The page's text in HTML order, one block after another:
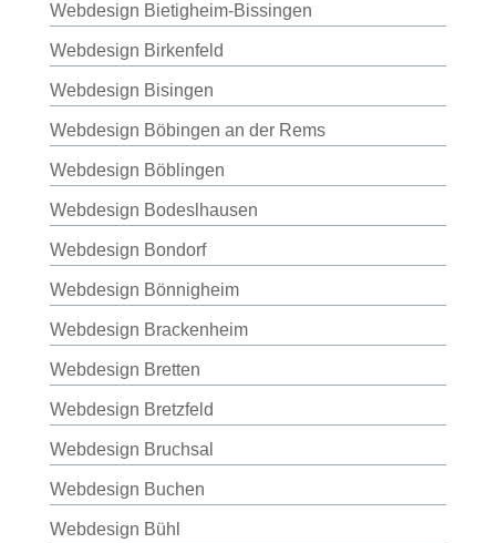
Webdesign Bietigheim-Bissingen
Webdesign Birkenfeld
Webdesign Bisingen
Webdesign Böbingen an der Rems
Webdesign Böblingen
Webdesign Bodeslhausen
Webdesign Bondorf
Webdesign Bönnigheim
Webdesign Brackenheim
Webdesign Bretten
Webdesign Bretzfeld
Webdesign Bruchsal
Webdesign Buchen
Webdesign Bühl